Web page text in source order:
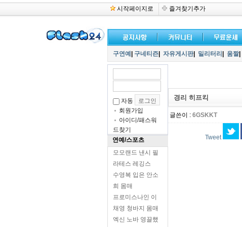
시작페이지로 즐겨찾기추가
구연예 구네티즌 자유게시판| 밀리터리 움짤|
자동
회원가입
아이디/패스워
드찾기
연예/스포츠
모모랜드 낸시 필
라테스 레깅스
수영복 입은 안소
희 몸매
프로미스나인 이
채영 청바지 몸매
엑신 노바 영끌했
경리 히프킥
글쓴이 : 6GSKKT
Tweet